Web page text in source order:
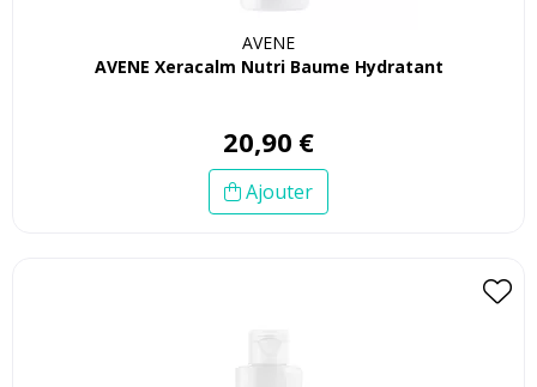
AVENE
AVENE Xeracalm Nutri Baume Hydratant
20,90 €
Ajouter